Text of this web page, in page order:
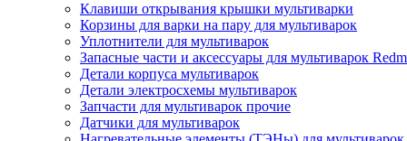
Клавиши открывания крышки мультиварки
Корзины для варки на пару для мультиварок
Уплотнители для мультиварок
Запасные части и аксессуары для мультиварок
Детали корпуса мультиварок
Детали электросхемы мультиварок
Запчасти для мультиварок прочие
Датчики для мультиварок